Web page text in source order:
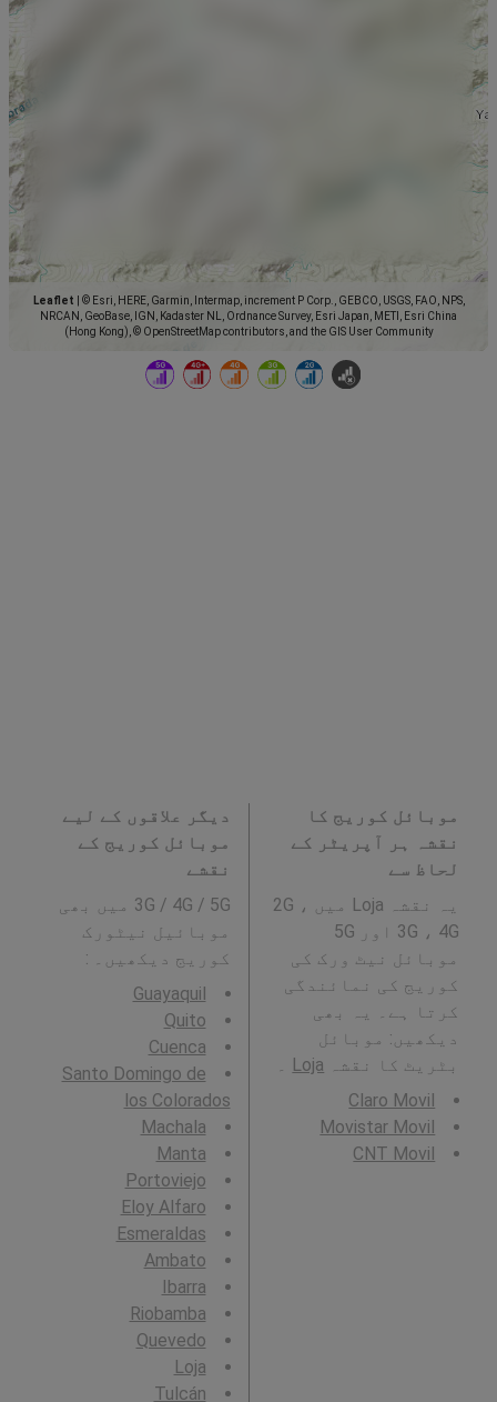
Leaflet
© Esri, HERE, Garmin, Intermap, increment P Corp., GEBCO, USGS, FAO, NPS,
NRCAN, GeoBase, IGN, Kadaster NL, Ordnance Survey, Esri Japan, METI, Esri China
(Hong Kong), © OpenStreetMap contributors, and the GIS User Community
موبائل کوریج کا
نقشہ ہر آپریٹر کے
لحاظ سے
یہ نقشہ Loja میں 2G ،
3G ، 4G اور 5G
موبائل نیٹ ورک کی
کوریج کی نمائندگی
کرتا ہے۔ یہ بھی
دیکھیں: موبائل
بٹریٹ کا نقشہ Loja ۔
Claro Movil
Movistar Movil
CNT Movil
دیگر علاقوں کے لیے
موبائل کوریج کے
نقشے
3G / 4G / 5G میں بھی
موبائیل نیٹورک
کوریج دیکھیں۔ :
Guayaquil
Quito
Cuenca
Santo Domingo de
los Colorados
Machala
Manta
Portoviejo
Eloy Alfaro
Esmeraldas
Ambato
Ibarra
Riobamba
Quevedo
Loja
Tulcán